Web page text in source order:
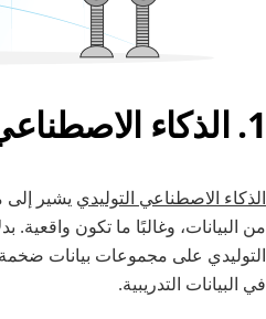
1. الذكاء الاصطناعي التوليدي
الذكاء الاصطناعي التوليدي يشير إلى
من البيانات، وغالبًا ما تكون واقعية.
التوليدي على مجموعات بيانات ضخمة
في البيانات التدريبية.